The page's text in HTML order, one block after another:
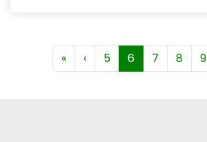
« ‹ 5 6 7 8 9